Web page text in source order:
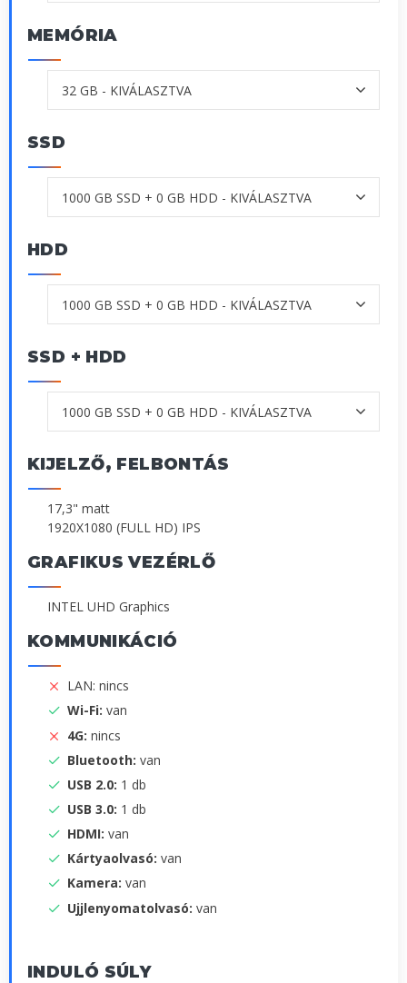
MEMÓRIA
SSD
HDD
SSD + HDD
KIJELZŐ, FELBONTÁS
17,3" matt
1920X1080 (FULL HD) IPS
GRAFIKUS VEZÉRLŐ
INTEL UHD Graphics
KOMMUNIKÁCIÓ
LAN: nincs
Wi-Fi: van
4G: nincs
Bluetooth: van
USB 2.0: 1 db
USB 3.0: 1 db
HDMI: van
Kártyaolvasó: van
Kamera: van
Ujjlenyomatolvasó: van
INDULÓ SÚLY